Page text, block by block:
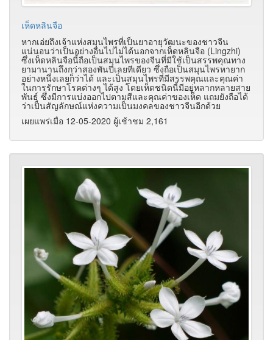
เห็ดหลินจือ
หากเอ่ยถึงเจ้าแห่งสมุนไพรที่เป็นยาอายุวัฒนะของชาวจีน
แน่นอนว่าเป็นอย่างอื่นไปไม่ได้นอกจากเห็ดหลินจือ (Lingzhi)
ซึ่งเห็ดหลินจือนี้ถือเป็นสมุนไพรของจีนที่มีใช้เป็นสรรพคุณทาง
ยามานานถึงกว่าสองพันปีเลยทีเดียว ซึ่งถือเป็นสมุนไพรหายาก
อย่างหนึ่งเลยก็ว่าได้ และเป็นสมุนไพรที่มีสรรพคุณและคุณค่า
ในการรักษาโรคต่างๆ ได้สูง โดยเห็ดชนิดนี้มีอยู่หลากหลายสาย
พันธุ์ ซึ่งมีการแบ่งออกไปตามสีและคุณค่าของเห็ด แถมยังถือได้
ว่าเป็นสัญลักษณ์แห่งความเป็นมงคลของชาวจีนอีกด้วย
เผยแพร่เมื่อ 12-05-2020 ผู้เช้าชม 2,161